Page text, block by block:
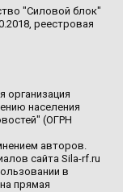
"Силовой блок"
реестровая
организация
населения
(ОГРН
авторов.
сайта Sila-rf.ru
в
прямая